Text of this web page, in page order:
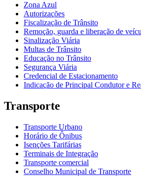
Zona Azul
Autorizações
Fiscalização de Trânsito
Remoção, guarda e liberação de
Sinalização Viária
Multas de Trânsito
Educação no Trânsito
Segurança Viária
Credencial de Estacionamento
Indicação de Principal Condutor e
Transporte
Transporte Urbano
Horário de Ônibus
Isenções Tarifárias
Terminais de Integração
Transporte comercial
Conselho Municipal de Transporte